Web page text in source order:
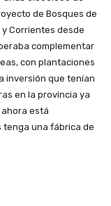
de Bosques de
Corrientes desde
complementar
con plantaciones
inversión que tenían
en la provincia ya
está
tenga una fábrica de